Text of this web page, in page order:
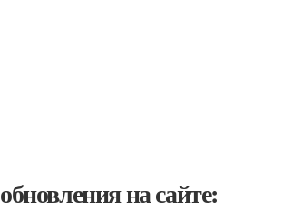
на сайте: